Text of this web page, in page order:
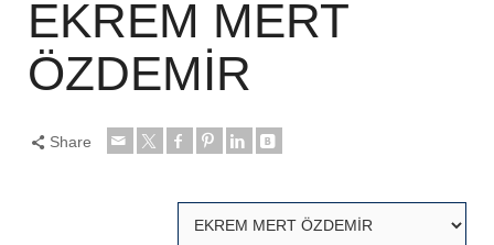
EKREM MERT
ÖZDEMİR
Share